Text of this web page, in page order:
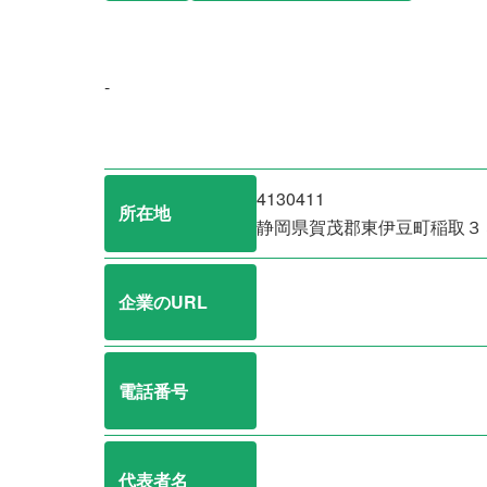
-
所在地
4130411
静岡県賀茂郡東伊豆町稲取
企業のURL
電話番号
代表者名